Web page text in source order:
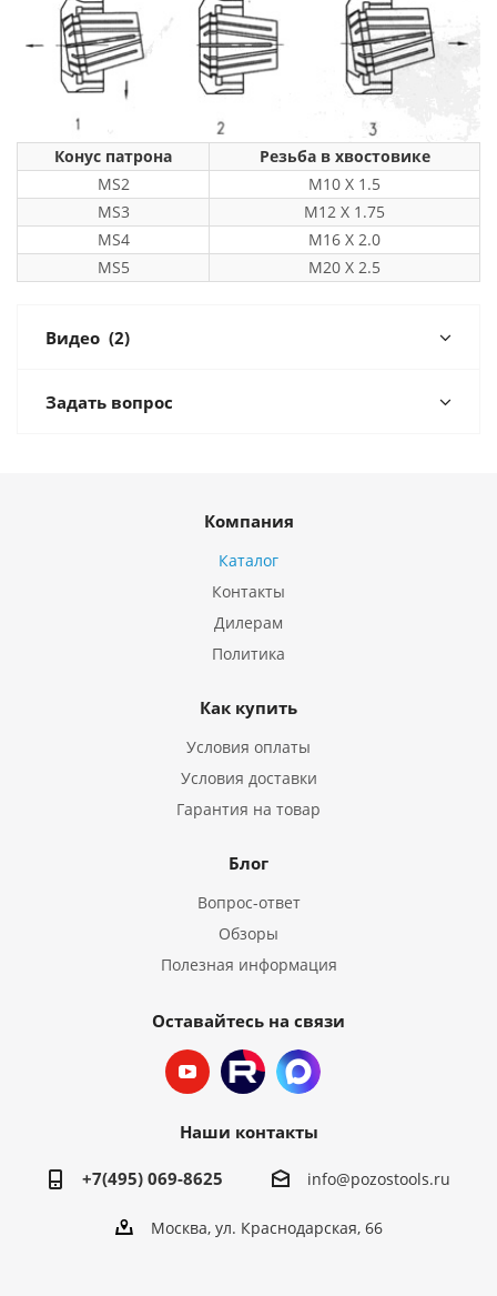
Конус патрона
Резьба в хвостовике
MS2
M10 X 1.5
MS3
M12 X 1.75
MS4
M16 X 2.0
MS5
M20 X 2.5
Видео (2)
Задать вопрос
Компания
Каталог
Контакты
Дилерам
Политика
Как купить
Условия оплаты
Условия доставки
Гарантия на товар
Блог
Вопрос-ответ
Обзоры
Полезная информация
Оставайтесь на связи
Наши контакты
+7(495) 069-8625 info@pozostools.ru
Москва, ул. Краснодарская, 66